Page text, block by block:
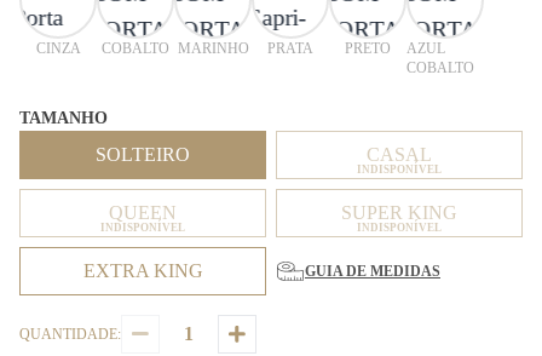
CINZA COBALTO MARINHO PRATA PRETO
AZUL
COBALTO
TAMANHO
SOLTEIRO CASAL
INDISPONÍVEL
QUEEN
INDISPONÍVEL
SUPER KING
INDISPONÍVEL
EXTRA KING GUIA DE MEDIDAS
QUANTIDADE: